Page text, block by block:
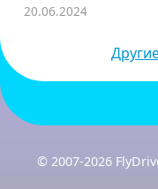
20.06.2024
© 2007-2026